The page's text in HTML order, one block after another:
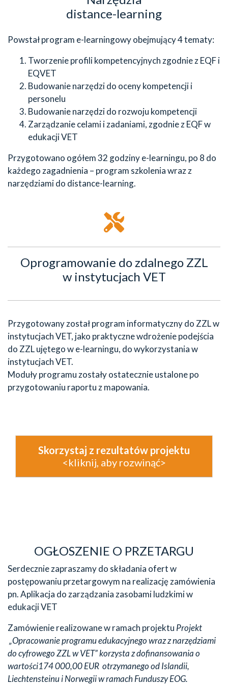
distance-learning
Powstał program e-learningowy obejmujący 4 tematy:
Tworzenie profili kompetencyjnych zgodnie z EQF i
EQVET
Budowanie narzędzi do oceny kompetencji i
personelu
Budowanie narzędzi do rozwoju kompetencji
Zarządzanie celami i zadaniami, zgodnie z EQF w
edukacji VET
Przygotowano ogółem 32 godziny e-learningu, po 8 do
każdego zagadnienia – program szkolenia wraz z
narzędziami do distance-learning.
Oprogramowanie do zdalnego ZZL
w instytucjach VET
Przygotowany został program informatyczny do ZZL w
instytucjach VET, jako praktyczne wdrożenie podejścia
do ZZL ujętego w e-learningu, do wykorzystania w
instytucjach VET.
Moduły programu zostały ostatecznie ustalone po
przygotowaniu raportu z mapowania.
Skorzystaj z rezultatów projektu
<kliknij, aby rozwinąć>
OGŁOSZENIE O PRZETARGU
Serdecznie zapraszamy do składania ofert w
postępowaniu przetargowym na realizację zamówienia
pn. Aplikacja do zarządzania zasobami ludzkimi w
edukacji VET
Zamówienie realizowane w ramach projektu Projekt
„Opracowanie programu edukacyjnego wraz z narzędziami
do cyfrowego ZZL w VET” korzysta z dofinansowania o
wartości174 000,00 EUR otrzymanego od Islandii,
Liechtensteinu i Norwegii w ramach Funduszy EOG.